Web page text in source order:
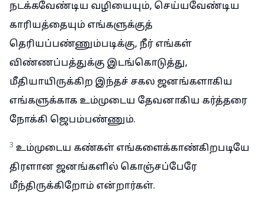
நடக்கவேண்டிய வழியையும், செய்யவேண்டிய
காரியத்தையும் எங்களுக்குத்
தெரியப்பண்ணும்படிக்கு, நீர் எங்கள்
விண்ணப்பத்துக்கு இடங்கொடுத்து,
மீதியாயிருக்கிற இந்தச் சகல ஜனங்களாகிய
எங்களுக்காக உம்முடைய தேவனாகிய கர்த்தரை
நோக்கி ஜெபம்பண்ணும்.
3 உம்முடைய கண்கள் எங்களைக்காண்கிறபடியே
திரளான ஜனங்களில் கொஞ்சப்பேரே
மீந்திருக்கிறோம் என்றார்கள்.